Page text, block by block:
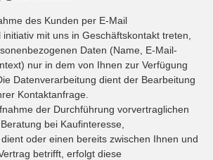
des Kunden per E-Mail
mit uns in Geschäftskontakt treten,
Daten (Name, E-Mail-
nur in dem von Ihnen zur Verfügung
Datenverarbeitung dient der Bearbeitung
Kontaktanfrage.
der Durchführung vorvertraglichen
bei Kaufinteresse,
oder einen bereits zwischen Ihnen und
betrifft, erfolgt diese